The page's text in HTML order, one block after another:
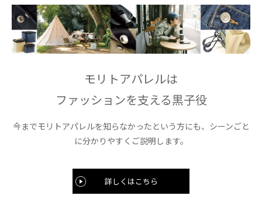
モリトアパレルは
ファッションを支える黒子役
今までモリトアパレルを知らなかったという方にも、シーンごと
に分かりやすくご説明します。
詳しくはこちら